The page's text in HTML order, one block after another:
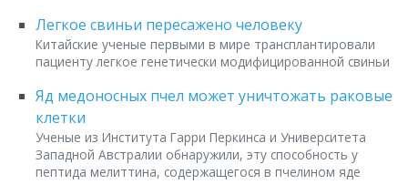
Легкое свиньи пересажено человеку
Китайские ученые первыми в мире трансплантировали
пациенту легкое генетически модифицированной свиньи
Яд медоносных пчел может уничтожать раковые
клетки
Ученые из Института Гарри Перкинса и Университета
Западной Австралии обнаружили, эту способность у
пептида мелиттина, содержащегося в пчелином яде